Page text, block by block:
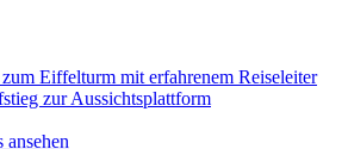
Eiffelturm mit erfahrenem Reiseleiter
zur Aussichtsplattform